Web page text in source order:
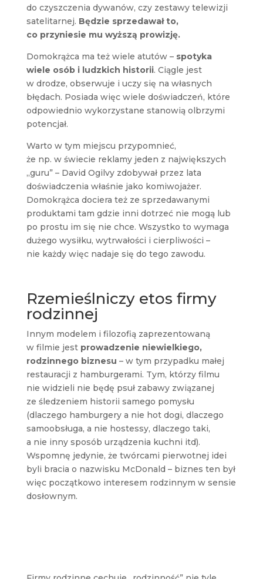
do czyszczenia dywanów, czy zestawy telewizji
satelitarnej. Będzie sprzedawał to,
co przyniesie mu wyższą prowizję.
Domokrążca ma też wiele atutów – spotyka
wiele osób i ludzkich historii. Ciągle jest
w drodze, obserwuje i uczy się na własnych
błędach. Posiada więc wiele doświadczeń, które
odpowiednio wykorzystane stanowią olbrzymi
potencjał.
Warto w tym miejscu przypomnieć,
że np. w świecie reklamy jeden z największych
„guru” – David Ogilvy zdobywał przez lata
doświadczenia właśnie jako komiwojażer.
Domokrążca dociera też ze sprzedawanymi
produktami tam gdzie inni dotrzeć nie mogą lub
po prostu im się nie chce. Wszystko to wymaga
dużego wysiłku, wytrwałości i cierpliwości –
nie każdy więc nadaje się do tego zawodu.
Rzemieślniczy etos firmy
rodzinnej
Innym modelem i filozofią zaprezentowaną
w filmie jest prowadzenie niewielkiego,
rodzinnego biznesu – w tym przypadku małej
restauracji z hamburgerami. Tym, którzy filmu
nie widzieli nie będę psuł zabawy związanej
ze śledzeniem historii samego pomysłu
(dlaczego hamburgery a nie hot dogi, dlaczego
samoobsługa, a nie hostessy, dlaczego taki,
a nie inny sposób urządzenia kuchni itd).
Wspomnę jedynie, że twórcami pierwotnej idei
byli bracia o nazwisku McDonald – biznes ten był
więc początkowo interesem rodzinnym w sensie
dosłownym.